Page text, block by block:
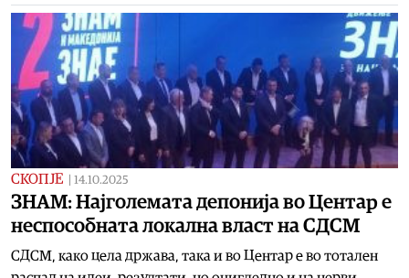
СКОПЈЕ 14.10.2025
ЗНАМ: Најголемата депонија во Центар е
неспособната локална власт на СДСМ
СДСМ, како цела држава, така и во Центар е во тотален